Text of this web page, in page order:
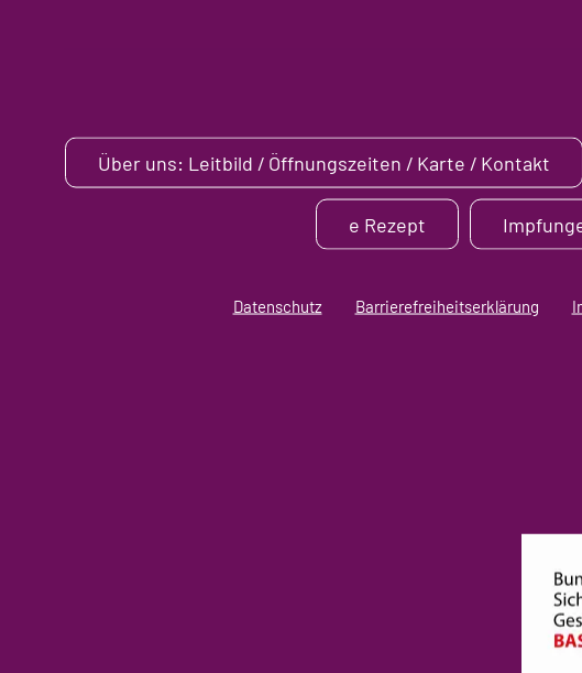
Über uns: Leitbild / Öffnungszeiten / Karte / Kontakt
e Rezept
Datenschutz Barrierefreiheitserklärung